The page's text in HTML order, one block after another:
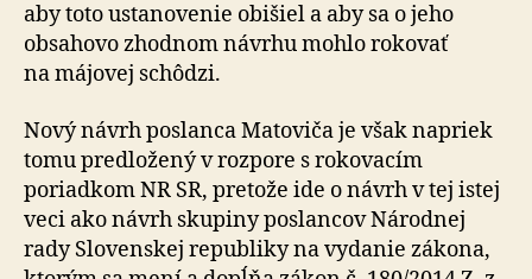
aby toto ustanovenie obišiel a aby sa o jeho
obsahovo zhodnom návrhu mohlo rokovať
na májovej schôdzi.
Nový návrh poslanca Matoviča je však napriek
tomu predložený v rozpore s rokovacím
poriadkom NR SR, pretože ide o návrh v tej istej
veci ako návrh skupiny poslancov Národnej
rady Slovenskej republiky na vydanie zákona,